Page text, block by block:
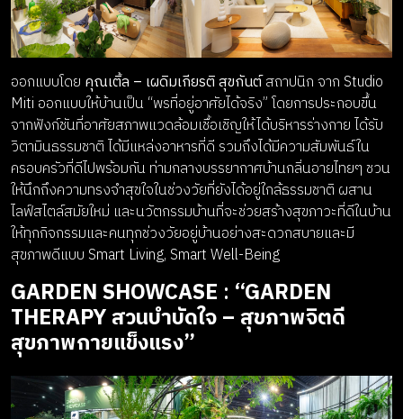
ออกแบบโดย คุณเติ้ล – เผดิมเกียรติ สุขกันต์สถาปนิก จาก Studio
Miti ออกแบบให้บ้านเป็น “พรที่อยู่อาศัยได้จริง” โดยการประกอบขึ้น
จากฟังก์ชันที่อาศัยสภาพแวดล้อมเชื้อเชิญให้ได้บริหารร่างกาย ได้รับ
วิตามินธรรมชาติ ได้มีแหล่งอาหารที่ดี รวมถึงได้มีความสัมพันธ์ใน
ครอบครัวที่ดีไปพร้อมกัน ท่ามกลางบรรยากาศบ้านกลิ่นอายไทยๆ ชวน
ให้นึกถึงความทรงจำสุขใจในช่วงวัยที่ยังได้อยู่ใกล้ธรรมชาติ ผสาน
ไลฟ์สไตล์สมัยใหม่ และนวัตกรรมบ้านที่จะช่วยสร้างสุขภาวะที่ดีในบ้าน
ให้ทุกกิจกรรมและคนทุกช่วงวัยอยู่บ้านอย่างสะดวกสบายและมี
สุขภาพดีแบบ Smart Living, Smart Well-Being
GARDEN SHOWCASE : “GARDEN
THERAPY สวนบำบัดใจ – สุขภาพจิตดี
สุขภาพกายแข็งแรง”